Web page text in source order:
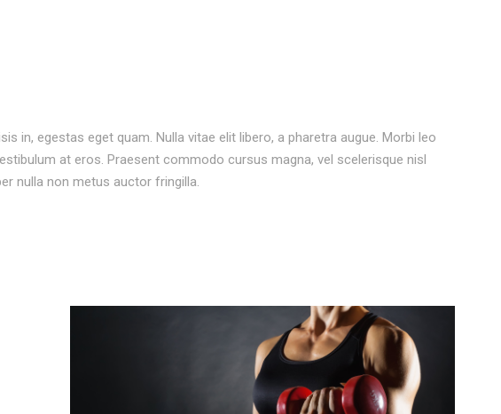
in, egestas eget quam. Nulla vitae elit libero, a pharetra augue. Morbi leo
at eros. Praesent commodo cursus magna, vel scelerisque nisl
nulla non metus auctor fringilla.